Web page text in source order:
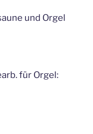
und Orgel
für Orgel: